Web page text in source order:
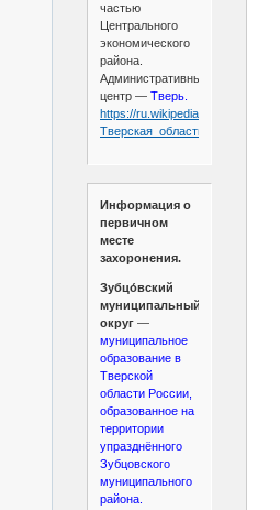
частью
Центрального
экономического
района.
Административный
центр — Тверь.
https://ru.wikipedia.org/wiki/
Тверская_область
Информация о
первичном
месте
захоронения.
Зубцо́вский
муниципальный
округ—
муниципальное
образование в
Тверской
области России,
образованное на
территории
упразднённого
Зубцовского
муниципального
района.